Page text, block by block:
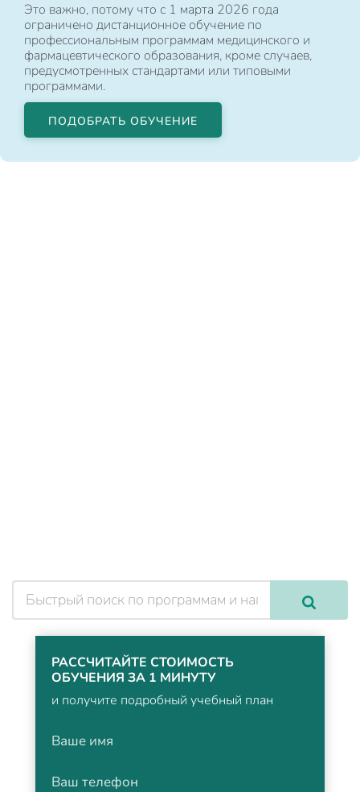
Это важно, потому что с 1 марта 2026 года
ограничено дистанционное обучение по
профессиональным программам медицинского и
фармацевтического образования, кроме случаев,
предусмотренных стандартами или типовыми
программами.
ПОДОБРАТЬ ОБУЧЕНИЕ
РАССЧИТАЙТЕ СТОИМОСТЬ
ОБУЧЕНИЯ ЗА 1 МИНУТУ
и получите подробный учебный план
Ваше имя
Ваш телефон